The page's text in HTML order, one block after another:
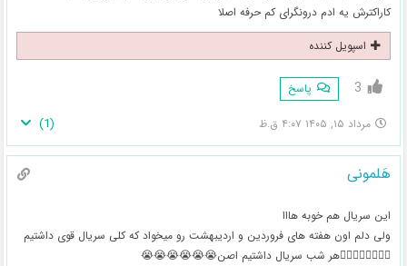
کاراکترش یه ادم درونگرای کم حرفه اصلا
اسپویل کننده
3 پاسخ
مرداد ۱۵, ۱۴۰۵ ۴:۰۷ ق.ظ (
1
)
هَلمونی
این سریال هم خوبه هااا
ولی دلم اون هفته های فروردین و اردیبهشت رو میخواد که کلی سریال قوی داشتیم
🚶‍♀️🚶‍♀️🚶‍♀️🚶‍♀️هر شب سریال داشتیم اصن😭😭😭😭😭😭